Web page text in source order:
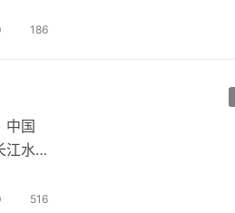
186
中国
江水
516